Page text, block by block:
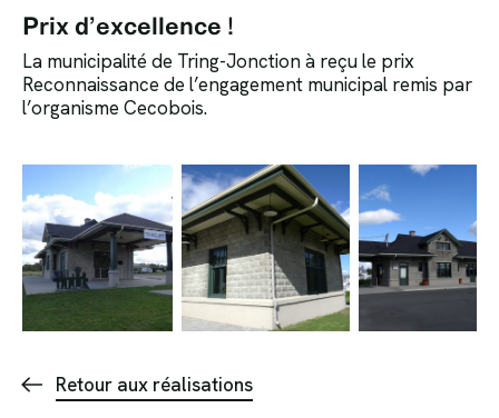
Prix d’excellence !
La municipalité de Tring-Jonction à reçu le prix
Reconnaissance de l’engagement municipal remis par
l’organisme Cecobois.
Retour aux réalisations